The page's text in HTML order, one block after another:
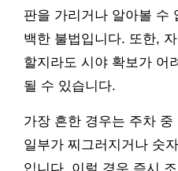
판을 가리거나 알아볼 수
백한 불법입니다. 또한,
할지라도 시야 확보가 어
될 수 있습니다.
가장 흔한 경우는 주차
일부가 찌그러지거나 숫